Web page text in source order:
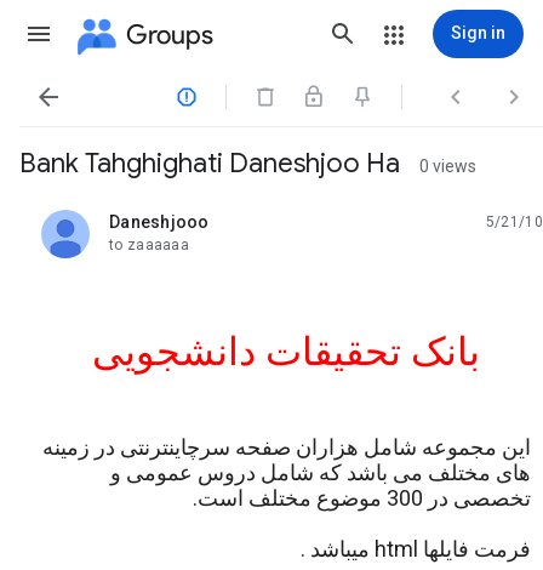
Groups Sign in
   
Bank Tahghighati Daneshjoo Ha 0 views
Daneshjooo
unread,
5/21/10
to zaaaaaa
بانک تحقیقات دانشجویی
این مجموعه شامل هزاران صفحه سرچاینترنتی در زمینه
های مختلف می باشد که شامل دروس عمومی و
تخصصی در 300 موضوع مختلف است.
فرمت فایلها html میباشد .